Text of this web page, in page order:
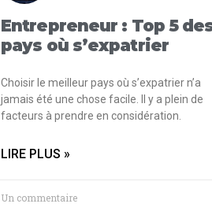
Entrepreneur : Top 5
pays où s’expatrier
Choisir le meilleur pays où s’expatrier n’a
jamais été une chose facile. Il y a plein de
facteurs à prendre en considération.
LIRE PLUS »
Un commentaire